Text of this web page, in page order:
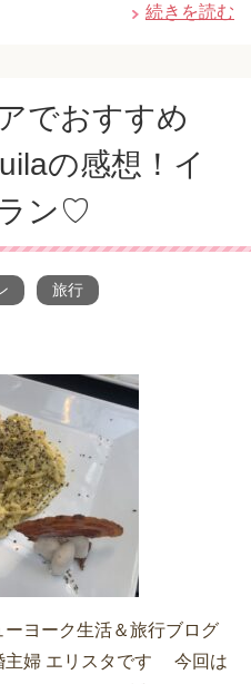
続きを読む
でおすすめ
の感想！イ
ン♡
旅行
ヨーク生活＆旅行ブログ
婦 エリスタです 今回は